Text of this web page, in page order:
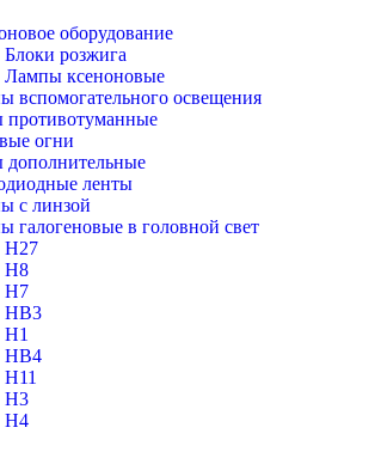
оборудование
Блоки розжига
Лампы ксеноновые
вспомогательного освещения
огни
ленты
с линзой
галогеновые в головной свет
H27
H8
H7
HB3
H1
HB4
H11
H3
H4